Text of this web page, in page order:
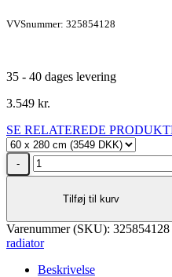
VVSnummer: 325854128
35 - 40 dages levering
3.549 kr.
SE RELATEREDE
Stelrad
Unite
H600
L2800,
Tilføj til kurv
Varenummer (SKU): 325854128
radiator
Beskrivelse